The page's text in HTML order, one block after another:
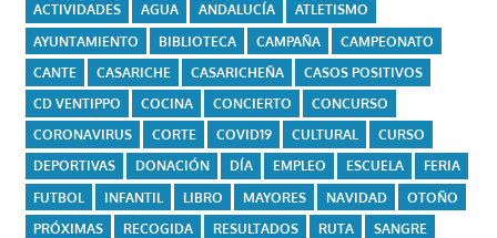
ACTIVIDADES AGUA ANDALUCÍA
ATLETISMO
AYUNTAMIENTO
BIBLIOTECA CAMPAÑA
CAMPEONATO
CANTE
CASARICHE CASARICHEÑA
CASOS POSITIVOS
CD VENTIPPO
COCINA CONCIERTO
CONCURSO
CORONAVIRUS
CORTE COVID19 CULTURAL
CURSO
DEPORTIVAS
DONACIÓN DÍA EMPLEO ESCUELA
FERIA
FUTBOL
INFANTIL LIBRO MAYORES NAVIDAD
OTOÑO
PRÓXIMAS
RECOGIDA RESULTADOS RUTA
SANGRE